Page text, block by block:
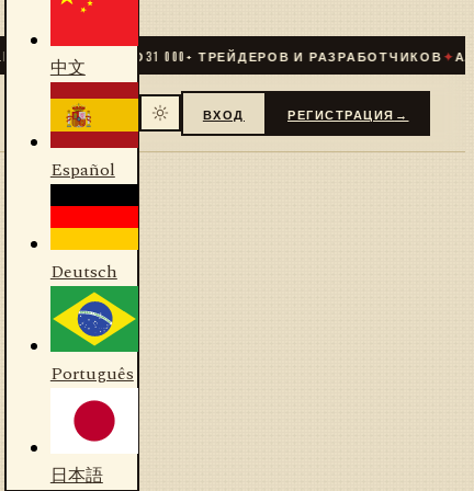
✦ СООБЩЕСТВО 31 000+ ТРЕЙДЕРОВ И РАЗРАБОТЧИКОВ✦
中文
Español
Deutsch
Português
日本語
ВХОД РЕГИСТРАЦИЯ →